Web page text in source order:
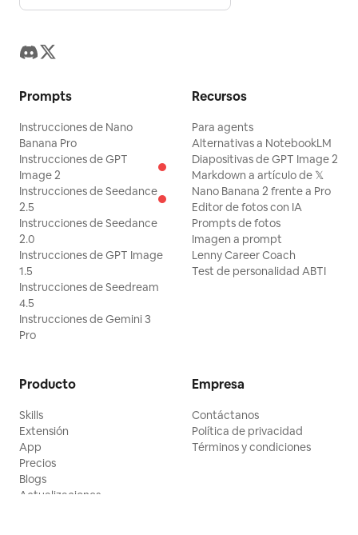
Prompts
Instrucciones de Nano
Banana Pro
Instrucciones de GPT
Image 2
Instrucciones de Seedance
2.5
Instrucciones de Seedance
2.0
Instrucciones de GPT Image
1.5
Instrucciones de Seedream
4.5
Instrucciones de Gemini 3
Pro
Recursos
Para agents
Alternativas a NotebookLM
Diapositivas de GPT Image 2
Markdown a artículo de 𝕏
Nano Banana 2 frente a Pro
Editor de fotos con IA
Prompts de fotos
Imagen a prompt
Lenny Career Coach
Test de personalidad ABTI
Producto
Skills
Extensión
App
Precios
Blogs
Actualizaciones
Empresa
Contáctanos
Política de privacidad
Términos y condiciones